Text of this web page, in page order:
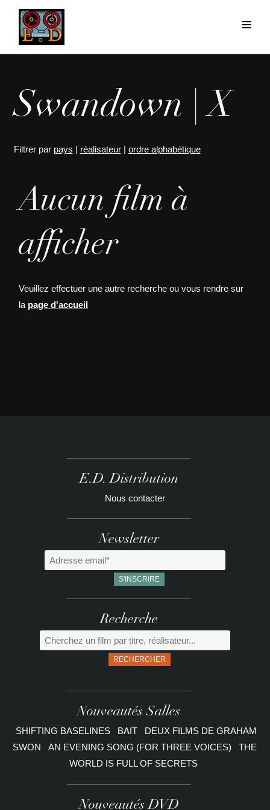
Swandown | X
Filtrer par pays | réalisateur| ordre alphabétique
Aucun film à
afficher
Veuillez effectuer une autre recherche ou vous rendre sur
la page d'accueil
E.D. Distribution
Nous contacter
Newsletter
Recherche
RECHERCHER
Nouveautés Salles
SHIFTING BASELINES BAIT
DEUX FILMS DE GRAHAM
SWON
AN EVENING SONG (FOR THREE VOICES)
THE
WORLD IS FULL OF SECRETS
Nouveautés DVD